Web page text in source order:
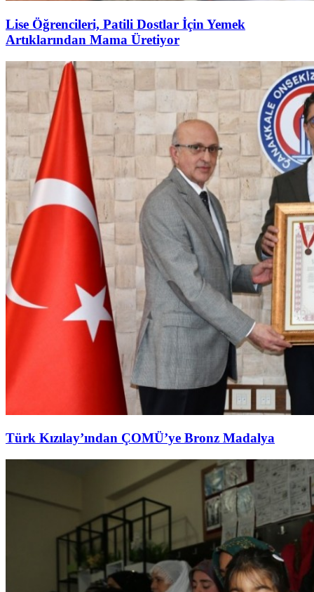
Lise Öğrencileri, Patili Dostlar İçin Yemek
Artıklarından Mama Üretiyor
Türk Kızılay’ından ÇOMÜ’ye Bronz Madalya